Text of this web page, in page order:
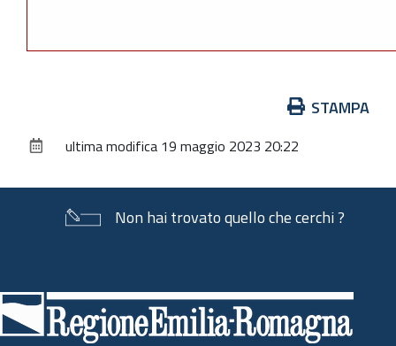
documento
STAMPA
ultima modifica 19 maggio 2023 20:22
Non hai trovato quello che cerchi ?
di
pagina